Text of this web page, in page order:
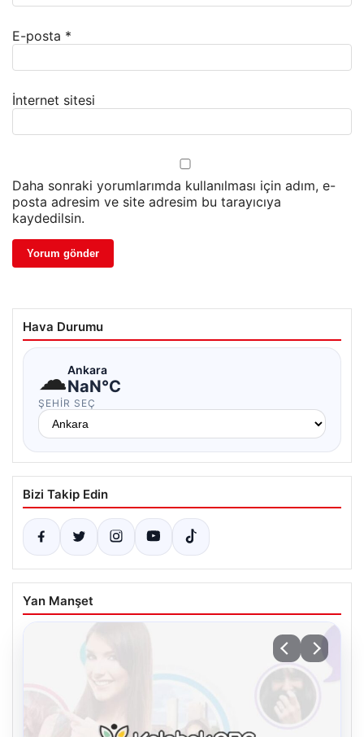
E-posta *
İnternet sitesi
Daha sonraki yorumlarımda kullanılması için adım, e-
posta adresim ve site adresim bu tarayıcıya
kaydedilsin.
Hava Durumu
☁Ankara
NaN°C
ŞEHIR SEÇ
Bizi Takip Edin
Yan Manşet